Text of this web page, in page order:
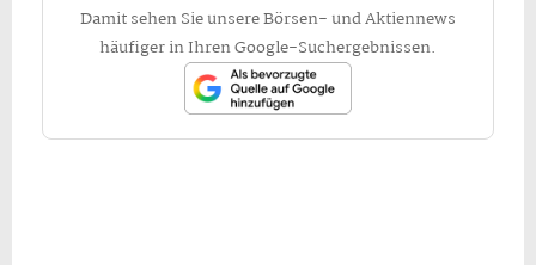
Damit sehen Sie unsere Börsen- und Aktiennews
häufiger in Ihren Google-Suchergebnissen.